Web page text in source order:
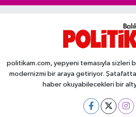
politikam.com, yepyeni temasıyla sizleri
modernizmi bir araya getiriyor.
haber okuyabilecekleri bir